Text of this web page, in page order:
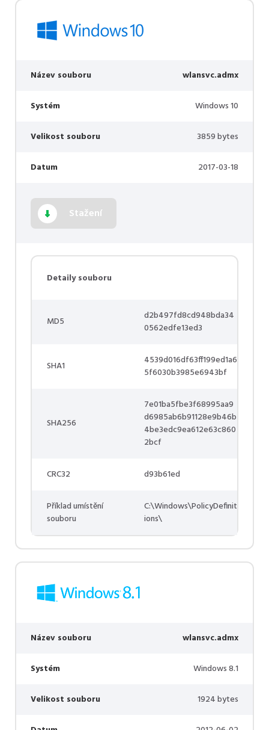
Název souboru wlansvc.admx
Systém Windows 10
Velikost souboru 3859 bytes
Datum 2017-03-18
Stažení
Detaily souboru
MD5
d2b497fd8cd948bda34
0562edfe13ed3
SHA1
4539d016df63ff199ed1a6
5f6030b3985e6943bf
SHA256
7e01ba5fbe3f68995aa9
d6985ab6b91128e9b46b
4be3edc9ea612e63c860
2bcf
CRC32 d93b61ed
Příklad umístění
souboru
C:\Windows\PolicyDefinit
ions\
Název souboru wlansvc.admx
Systém Windows 8.1
Velikost souboru 1924 bytes